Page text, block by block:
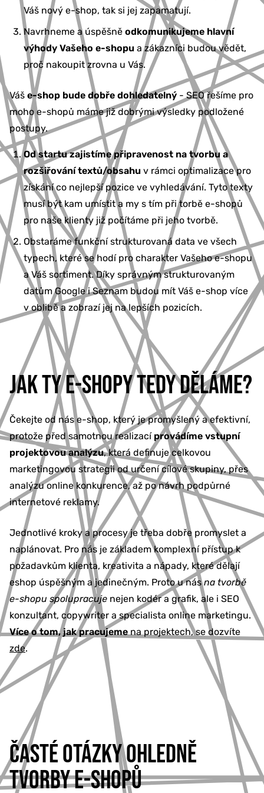
Váš nový e-shop, tak si jej zapamatují.
Navrhneme a úspěšně odkomunikujeme hlavní
výhody Vašeho e-shopu a zákazníci budou vědět,
proč nakoupit zrovna u Vás.
Váš e-shop bude dobře dohledatelný - SEO řešíme pro
moho e-shopů máme již dobrými výsledky podložené
postupy.
Od startu zajistíme připravenost na tvorbu a
rozšiřování textů/obsahu v rámci optimalizace pro
získání co nejlepší pozice ve vyhledávání. Tyto texty
musí být kam umístit a my s tím při torbě e-shopů
pro naše klienty již počítáme při jeho tvorbě.
Obstaráme funkční strukturovaná data ve všech
typech, které se hodí pro charakter Vašeho e-shopu
a Váš sortiment. Díky správným strukturovaným
datům Google i Seznam budou mít Váš e-shop více
v oblibě a zobrazí jej na lepších pozicích.
JAK TY E-SHOPY TEDY DĚLÁME?
Čekejte od nás e-shop, který je promyšlený a efektivní,
protože před samotnou realizací provádíme vstupní
projektovou analýzu, která definuje celkovou
marketingovou strategii od určení cílové skupiny, přes
analýzu online konkurence, až po návrh podpůrné
internetové reklamy.
Jednotlivé kroky a procesy je třeba dobře promyslet a
naplánovat. Pro nás je základem komplexní přístup k
požadavkům klienta, kreativita a nápady, které dělají
eshop úspěšným a jedinečným. Proto u násna tvorbě
e-shopu spolupracuje nejen kodér a grafik, ale i SEO
konzultant, copywriter a specialista online marketingu.
Více o tom, jak pracujeme na projektech, se dozvíte
zde.
ČASTÉ OTÁZKY OHLEDNĚ
TVORBY E-SHOPŮ